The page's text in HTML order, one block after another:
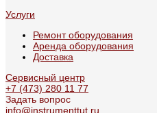
Услуги
Ремонт оборудования
Аренда оборудования
Доставка
Сервисный центр
+7 (473) 280 11 77
Задать вопрос
info@instrumenttut.ru